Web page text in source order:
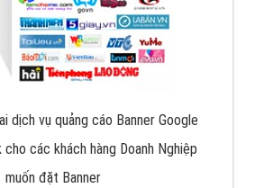
dịch vụ quảng cáo Banner Google
cho các khách hàng Doanh Nghiệp
muốn đặt Banner